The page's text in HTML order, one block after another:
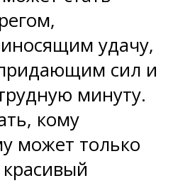
удачу,
сил и
минуту.
кому
может только